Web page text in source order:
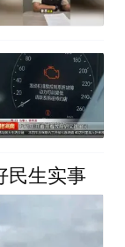
民生实事